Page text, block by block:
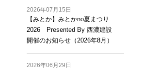
2026年07月15日
【みとか】みとかno夏まつり
2026 Presented By 西濃建設
開催のお知らせ（2026年8月）
2026年06月29日